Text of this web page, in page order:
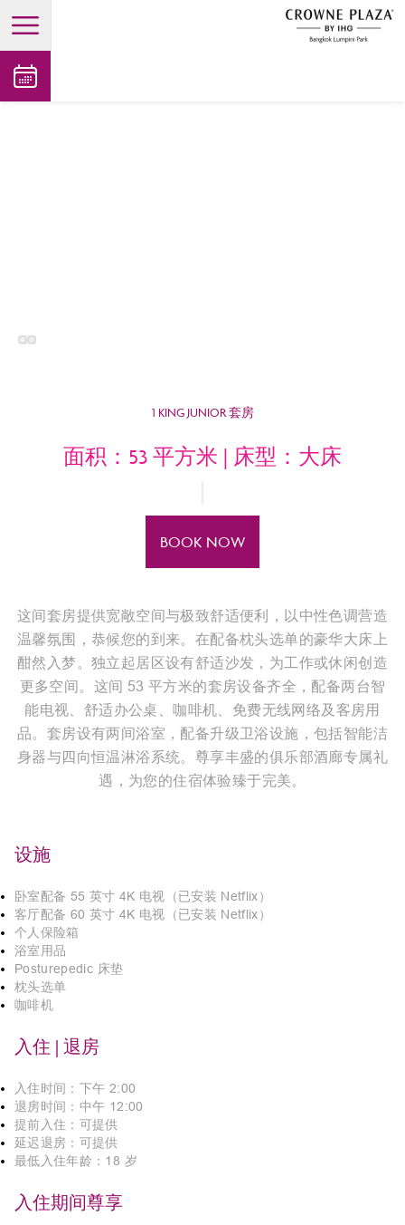
open main menu
1 KING JUNIOR 套房
面积：53 平方米 | 床型：大床
BOOK NOW
这间套房提供宽敞空间与极致舒适便利，以中性色调营造
温馨氛围，恭候您的到来。在配备枕头选单的豪华大床上
酣然入梦。独立起居区设有舒适沙发，为工作或休闲创造
更多空间。这间 53 平方米的套房设备齐全，配备两台智
能电视、舒适办公桌、咖啡机、免费无线网络及客房用
品。套房设有两间浴室，配备升级卫浴设施，包括智能洁
身器与四向恒温淋浴系统。尊享丰盛的俱乐部酒廊专属礼
遇，为您的住宿体验臻于完美。
设施
卧室配备 55 英寸 4K 电视（已安装 Netflix）
客厅配备 60 英寸 4K 电视（已安装 Netflix）
个人保险箱
浴室用品
Posturepedic 床垫
枕头选单
咖啡机
入住 | 退房
入住时间：下午 2:00
退房时间：中午 12:00
提前入住：可提供
延迟退房：可提供
最低入住年龄：18 岁
入住期间尊享